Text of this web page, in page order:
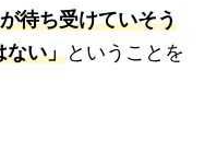
待ち受けていそう
ない」ということを